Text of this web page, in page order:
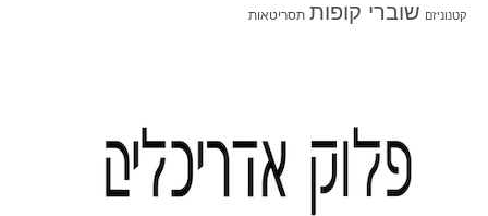
קטנוניזם שוברי קופות תסריטאות